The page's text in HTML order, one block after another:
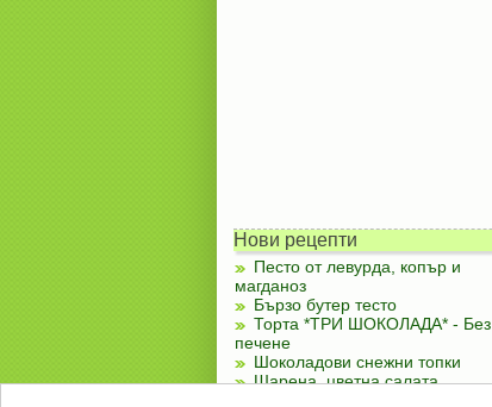
Нови рецепти
Песто от левурда, копър и
магданоз
Бързо бутер тесто
Торта *ТРИ ШОКОЛАДА* - Без
печене
Шоколадови снежни топки
Шарена, цветна салата